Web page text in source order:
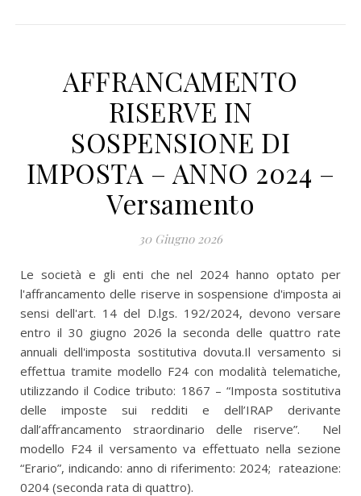
AFFRANCAMENTO
RISERVE IN
SOSPENSIONE DI
IMPOSTA – ANNO 2024 –
Versamento
30 Giugno 2026
Le società e gli enti che nel 2024 hanno optato per
l'affrancamento delle riserve in sospensione d'imposta ai
sensi dell'art. 14 del D.lgs. 192/2024, devono versare
entro il 30 giugno 2026 la seconda delle quattro rate
annuali dell'imposta sostitutiva dovuta.Il versamento si
effettua tramite modello F24 con modalità telematiche,
utilizzando il Codice tributo: 1867 – “Imposta sostitutiva
delle imposte sui redditi e dell’IRAP derivante
dall’affrancamento straordinario delle riserve”. Nel
modello F24 il versamento va effettuato nella sezione
“Erario”, indicando: anno di riferimento: 2024; rateazione:
0204 (seconda rata di quattro).